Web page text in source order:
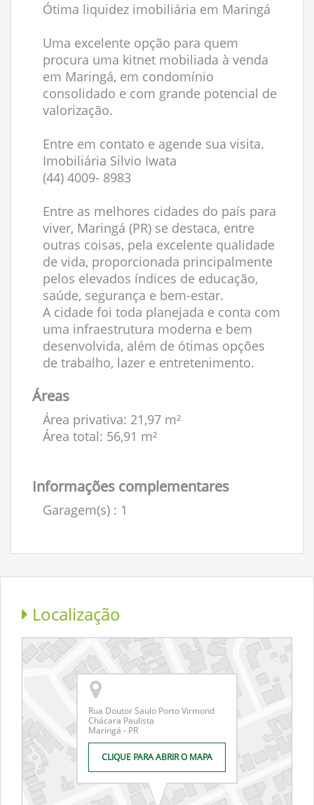
Ótima liquidez imobiliária em Maringá
Uma excelente opção para quem
procura uma kitnet mobiliada à venda
em Maringá, em condomínio
consolidado e com grande potencial de
valorização.
Entre em contato e agende sua visita.
Imobiliária Silvio Iwata
(44) 4009- 8983
Entre as melhores cidades do país para
viver, Maringá (PR) se destaca, entre
outras coisas, pela excelente qualidade
de vida, proporcionada principalmente
pelos elevados índices de educação,
saúde, segurança e bem-estar.
A cidade foi toda planejada e conta com
uma infraestrutura moderna e bem
desenvolvida, além de ótimas opções
de trabalho, lazer e entretenimento.
Áreas
Área privativa: 21,97 m²
Área total: 56,91 m²
Informações complementares
Garagem(s) : 1
Localização
Rua Doutor Saulo Porto Virmond
Chácara Paulista
Maringá - PR
CLIQUE PARA ABRIR O MAPA